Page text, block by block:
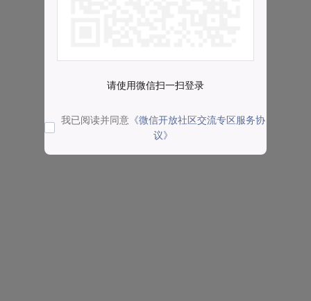
请使用微信扫一扫登录
我已阅读并同意 《微信开放社区交流专区服务协
议》